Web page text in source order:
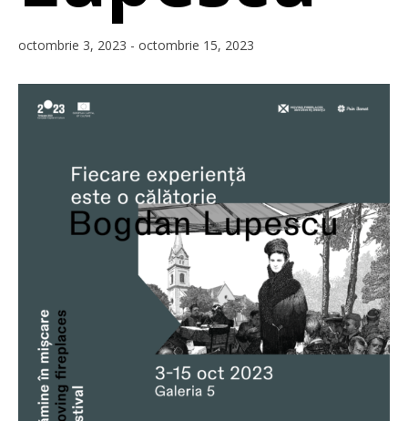
octombrie 3, 2023 - octombrie 15, 2023